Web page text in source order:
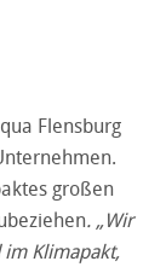
Flensburg
großen
. „Wir
Klimapakt,